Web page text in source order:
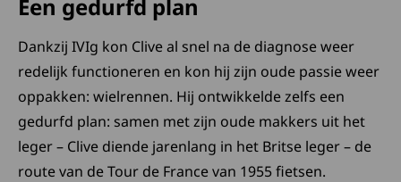
Een gedurfd plan
Dankzij IVIg kon Clive al snel na de diagnose weer
redelijk functioneren en kon hij zijn oude passie weer
oppakken: wielrennen. Hij ontwikkelde zelfs een
gedurfd plan: samen met zijn oude makkers uit het
leger – Clive diende jarenlang in het Britse leger – de
route van de Tour de France van 1955 fietsen.